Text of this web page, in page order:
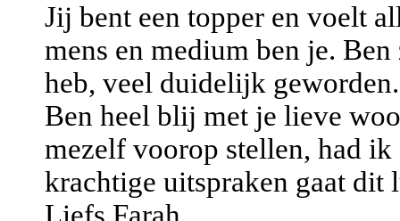
Jij bent een topper en voelt
mens en medium ben je.
heb, veel duidelijk geworden.
Ben heel blij met je lieve
mezelf voorop stellen, had
krachtige uitspraken gaat dit